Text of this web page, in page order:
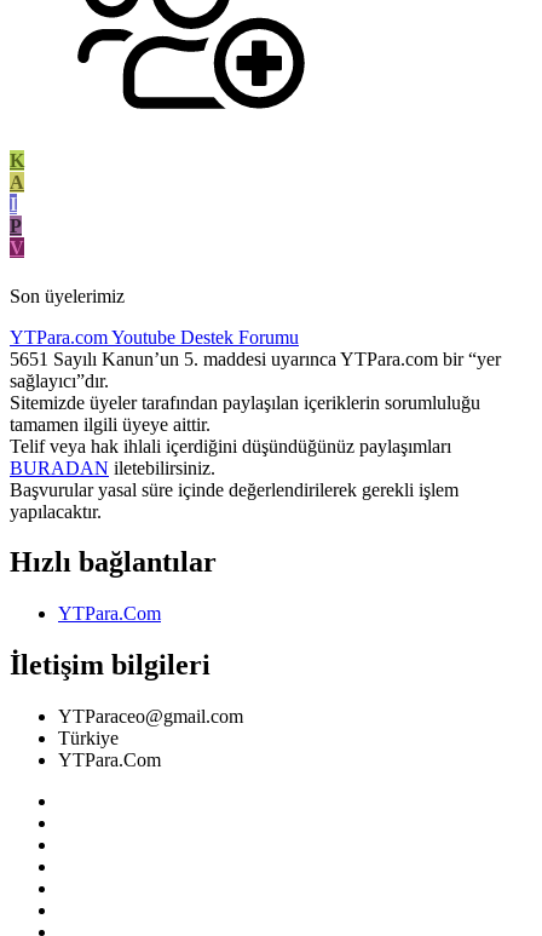
K
A
I
P
V
Son üyelerimiz
YTPara.comYoutube Destek Forumu
5651 Sayılı Kanun’un 5. maddesi uyarınca YTPara.com bir “yer
sağlayıcı”dır.
Sitemizde üyeler tarafından paylaşılan içeriklerin sorumluluğu
tamamen ilgili üyeye aittir.
Telif veya hak ihlali içerdiğini düşündüğünüz paylaşımları
BURADAN iletebilirsiniz.
Başvurular yasal süre içinde değerlendirilerek gerekli işlem
yapılacaktır.
Hızlı bağlantılar
YTPara.Com
İletişim bilgileri
YTParaceo@gmail.com
Türkiye
YTPara.Com